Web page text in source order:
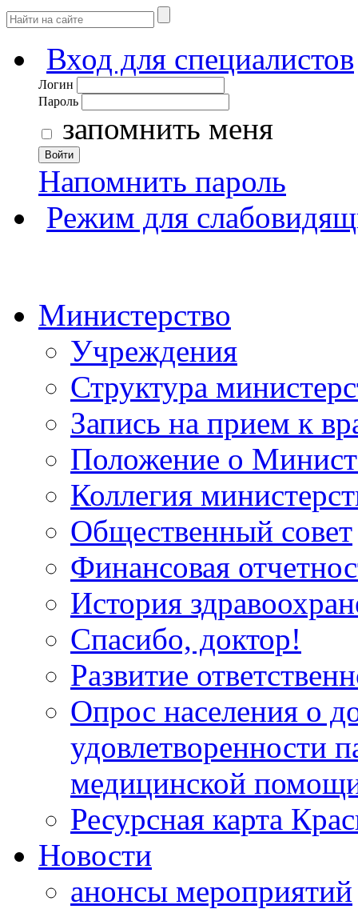
Вход для специалистов
Логин
Пароль
запомнить меня
Войти
Напомнить пароль
Режим для
Министерство
Учреждения
Структура
Запись на прием к
Положение о
Коллегия
Общественный совет
Финансовая
История
Спасибо, доктор!
Развитие
Опрос населения о
удовлетворенности
медицинской
Ресурсная карта
Новости
анонсы мероприятий